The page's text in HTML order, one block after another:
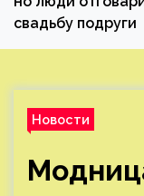
свадьбу подруги
Новости